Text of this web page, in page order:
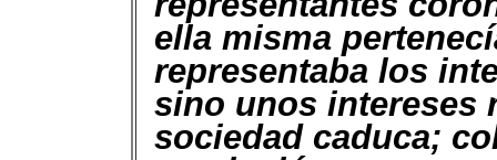
ella misma
representaba los
sino unos intereses
sociedad caduca;